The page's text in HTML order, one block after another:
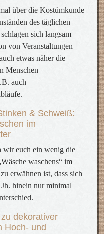
über die Kostümkunde
des täglichen
sich langsam
von Veranstaltungen
etwas näher die
Menschen
auch
& Schweiß:
im
wir euch ein wenig die
waschens“ im
erwähnen ist, dass sich
hinein nur minimal
dekorativer
Hoch- und